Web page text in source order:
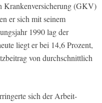
Krankenversicherung (GKV)
er sich mit seinem
1990 lag der
liegt er bei 14,6 Prozent,
von durchschnittlich
sich der Arbeit­